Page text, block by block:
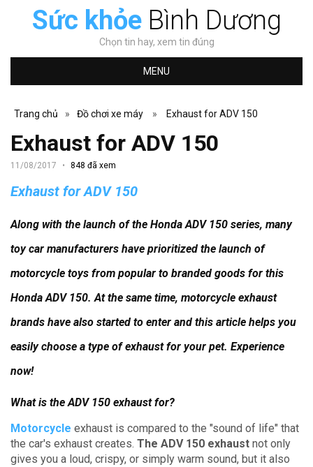
Sức khỏeBình Dương
Chọn tin hay, xem tin đúng
MENU
Trang chủ » Đồ chơi xe máy » Exhaust for ADV 150
Exhaust for ADV 150
11/08/2017 848 đã xem
Exhaust for ADV 150
Along with the launch of the Honda ADV 150 series, many
toy car manufacturers have prioritized the launch of
motorcycle toys from popular to branded goods for this
Honda ADV 150.At the same time, motorcycle exhaust
brands have also started to enter and this article helps you
easily choose a type of exhaust for your pet. Experience
now!
What is the ADV 150 exhaust for?
Motorcycle exhaust is compared to the "sound of life" that
the car's exhaust creates. The ADV 150 exhaust not only
gives you a loud, crispy, or simply warm sound, but it also